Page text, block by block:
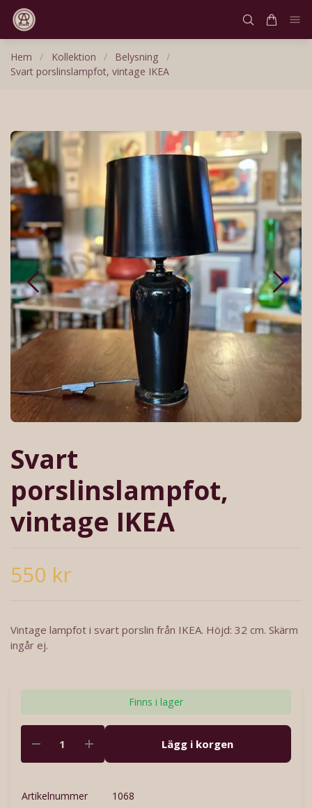
Hem / Kollektion / Belysning
/
Svart porslinslampfot, vintage IKEA
Svart
porslinslampfot,
vintage IKEA
550 kr
Vintage lampfot i svart porslin från IKEA. Höjd: 32 cm. Skärm
ingår ej.
Finns i lager
Lägg i korgen
Artikelnummer 1068